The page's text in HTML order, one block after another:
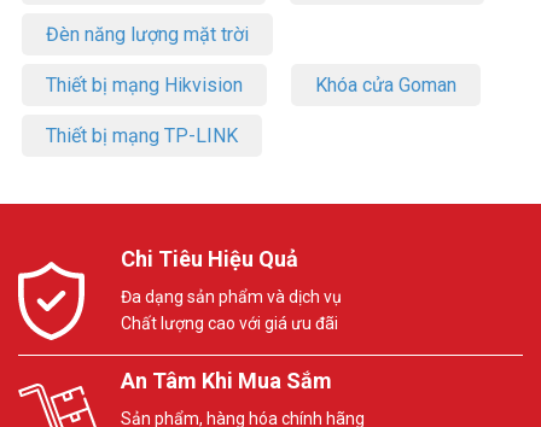
Đèn năng lượng mặt trời
Thiết bị mạng Hikvision Khóa cửa Goman
Thiết bị mạng TP-LINK
Chi Tiêu Hiệu Quả
Đa dạng sản phẩm và dịch vụ
Chất lượng cao với giá ưu đãi
An Tâm Khi Mua Sắm
Sản phẩm, hàng hóa chính hãng